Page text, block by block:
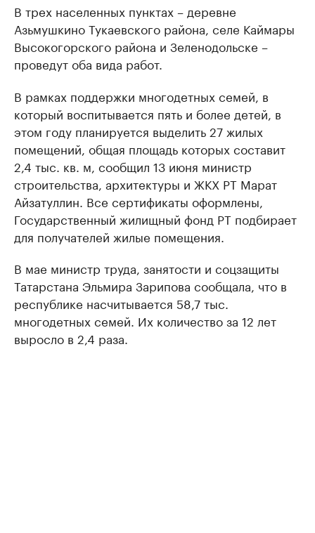
В трех населенных пунктах – деревне
Азьмушкино Тукаевского района, селе Каймары
Высокогорского района и Зеленодольске –
проведут оба вида работ.
В рамках поддержки многодетных семей, в
который воспитывается пять и более детей, в
этом году планируется выделить 27 жилых
помещений, общая площадь которых составит
2,4 тыс. кв. м, сообщил 13 июня министр
строительства, архитектуры и ЖКХ РТ Марат
Айзатуллин. Все сертификаты оформлены,
Государственный жилищный фонд РТ подбирает
для получателей жилые помещения.
В мае министр труда, занятости и соцзащиты
Татарстана Эльмира Зарипова сообщала, что в
республике насчитывается 58,7 тыс.
многодетных семей. Их количество за 12 лет
выросло в 2,4 раза.